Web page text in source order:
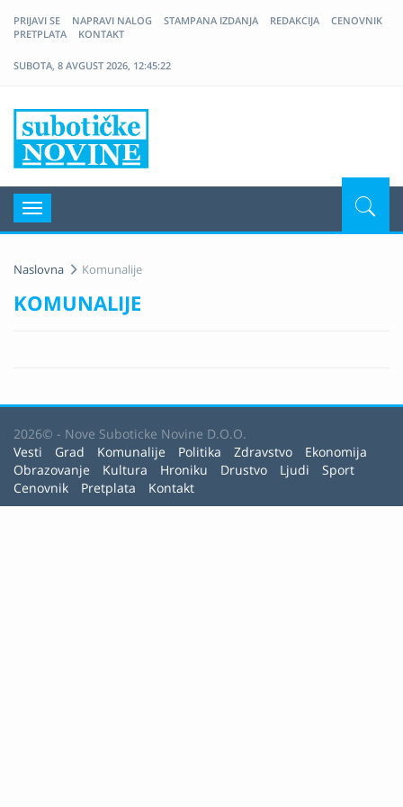
PRIJAVI SE NAPRAVI NALOG STAMPANA IZDANJA REDAKCIJA
CENOVNIK
PRETPLATA
KONTAKT
SUBOTA, 8 AVGUST 2026, 12:45:22
Navigacija
Naslovna Komunalije
KOMUNALIJE
2026© - Nove Suboticke Novine D.O.O.
Vesti
Grad Komunalije Politika Zdravstvo
Ekonomija
Obrazovanje
Kultura Hroniku Drustvo Ljudi
Sport
Cenovnik
Pretplata Kontakt